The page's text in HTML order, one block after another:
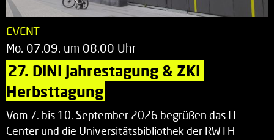
EVENT
Mo. 07.09. um 08.00 Uhr
27. DINI Jahrestagung & ZKI
Herbsttagung
Vom 7. bis 10. September 2026 begrüßen das IT
Center und die Universitätsbibliothek der RWTH